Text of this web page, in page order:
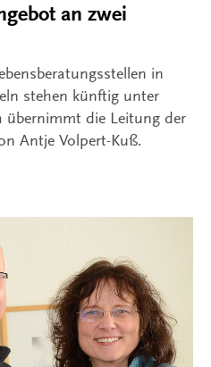
an zwei
in
stehen künftig unter
übernimmt die Leitung der
Antje Volpert-Kuß.